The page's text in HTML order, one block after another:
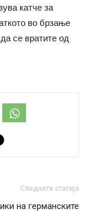
катче за
во брзање
се вратите од
Следната статија
на германските